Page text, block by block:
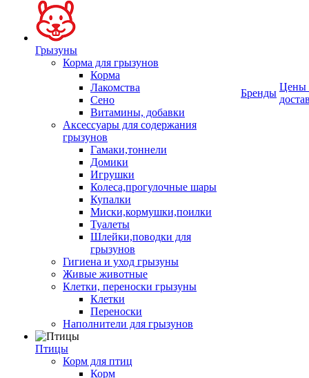
Грызуны
Корма для грызунов
Корма
Лакомства
Сено
Витамины, добавки
Аксессуары для содержания
грызунов
Гамаки,тоннели
Домики
Игрушки
Колеса,прогулочные шары
Купалки
Миски,кормушки,поилки
Туалеты
Шлейки,поводки для
грызунов
Гигиена и уход грызуны
Живые животные
Клетки, переноски грызуны
Клетки
Переноски
Наполнители для грызунов
Птицы
Корм для птиц
Корм
Бренды
Цены